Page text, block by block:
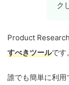
ク
Product
すべきツールです。
誰でも簡単に利